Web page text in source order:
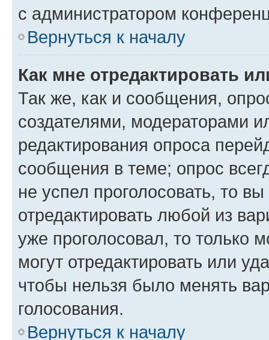
с администратором
Вернуться к началу
Как мне отредактировать
Так же, как и сообщения,
создателями, модераторами
редактирования опроса
сообщения в теме; опрос
не успел проголосовать, то
отредактировать любой из
уже проголосовал, то только
могут отредактировать или
чтобы нельзя было менять
голосования.
Вернуться к началу